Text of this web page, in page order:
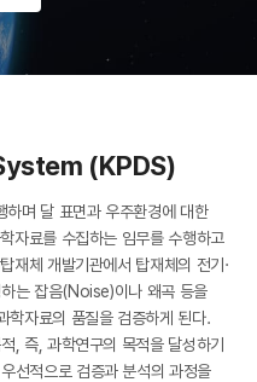
(KPDS)
며 달 표면과 우주환경에 대한
자료를 수집하는 임무를 수행하고
재체 개발기관에서 탑재체의 전기·
는 잡음(Noise)이나 왜곡 등을
학자료의 품질을 검증하게 된다.
, 즉, 과학연구의 목적을 달성하기
선적으로 검증과 분석의 과정을